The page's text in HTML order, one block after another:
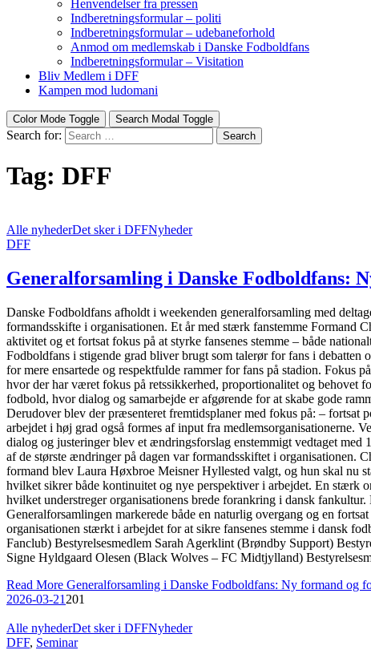
Henvendelser fra pressen
Indberetningsformular – politi
Indberetningsformular – udebaneforhold
Anmod om medlemskab i Danske Fodboldfans
Indberetningsformular – Visitation
Bliv Medlem i DFF
Kampen mod ludomani
Color Mode Toggle Search Modal Toggle
Search for: Search
Tag: DFF
Alle nyhederDet sker i DFFNyheder
DFF
Generalforsamling i Danske Fodboldfans:
Danske Fodboldfans afholdt i weekenden generalforsamling med
formandsskifte i organisationen. Et år med stærk fanstemme Formand
aktivitet og et fortsat fokus på at styrke fansenes stemme – både
Fodboldfans i stigende grad bliver brugt som talerør for fans i
for mere ensartede og respektfulde rammer for fans på stadion. Fokus
hvor der har været fokus på retssikkerhed, proportionalitet og behovet
fodbold, hvor dialog og samarbejde er afgørende for at skabe gode
Derudover blev der præsenteret fremtidsplaner med fokus på: – fortsat
arbejdet i høj grad også formes af input fra
dialog og justeringer blev et ændringsforslag enstemmigt vedtaget
af de største ændringer på dagen var formandsskiftet i organisationen.
formand blev Laura Høxbroe Meisner Hyllested valgt, og hun skal nu
hvilket sikrer både kontinuitet og nye perspektiver i arbejdet. En stærk
hvilket understreger organisationens brede forankring i dansk
Generalforsamlingen markerede både en naturlig overgang og en
organisationen stærkt i arbejdet for at sikre fansenes stemme i dansk
Fanclub) Bestyrelsesmedlem Sarah Agerklint (Brøndby Support)
Signe Hyldgaard Olesen (Black Wolves – FC Midtjylland)
Read More Generalforsamling i Danske Fodboldfans: Ny formand og
2026-03-21 201
Alle nyhederDet sker i DFFNyheder
DFF, Seminar